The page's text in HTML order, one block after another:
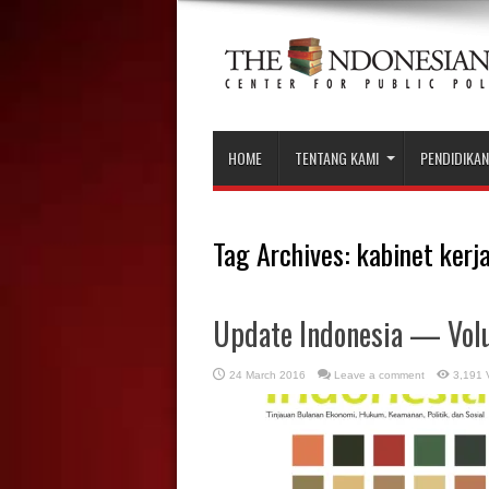
HOME TENTANG KAMI
Tag Archives: kabinet
Update Indonesia —
24 March 2016 Leave a comment 3,191